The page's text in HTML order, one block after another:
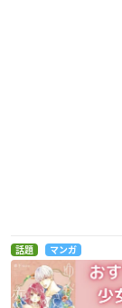
話題 マンガ